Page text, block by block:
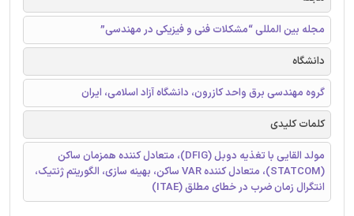
مجله بین المللی “مشکلات فنی و فیزیکی در مهندسی”
دانشگاه
گروه مهندسی برق واحد کازرون، دانشگاه آزاد اسلامی، ایران
کلمات کلیدی
مولد القایی با تغذیه دوبل (DFIG)، متعادل کننده همزمان ساکن
(STATCOM)، متعادل کننده VAR ساکن، بهینه سازی، الگوریتم ژنتیک،
انتگرال زمان ضرب در خطای مطلق (ITAE)